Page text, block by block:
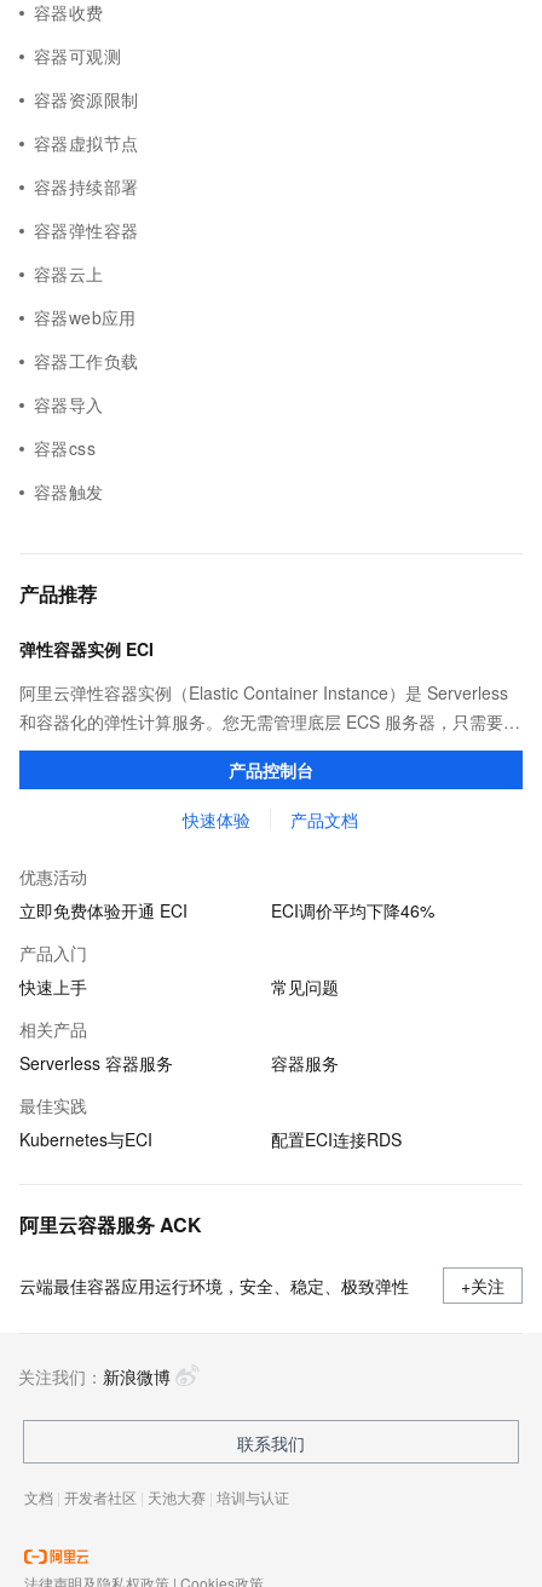
容器收费
容器可观测
容器资源限制
容器虚拟节点
容器持续部署
容器弹性容器
容器云上
容器web应用
容器工作负载
容器导入
容器css
容器触发
产品推荐
弹性容器实例 ECI
阿里云弹性容器实例（Elastic Container Instance）是 Serverless
和容器化的弹性计算服务。您无需管理底层 ECS 服务器，只需要提
供打包好的镜像，即可运行容器，并仅为容器实际运行消耗的资源
产品控制台
快速体验 产品文档
优惠活动
立即免费体验开通 ECI
ECI调价平均下降46%
产品入门
快速上手
常见问题
相关产品
Serverless 容器服务
容器服务
最佳实践
Kubernetes与ECI
配置ECI连接RDS
阿里云容器服务 ACK
云端最佳容器应用运行环境，安全、稳定、极致弹性 +关注
关注我们： 新浪微博
联系我们
文档 | 开发者社区 | 天池大赛 | 培训与认证
法律声明及隐私权政策 | Cookies政策